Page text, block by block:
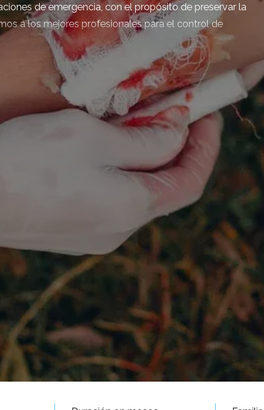
de emergencia, con el propósito de preservar la
a los mejores profesionales para el control de